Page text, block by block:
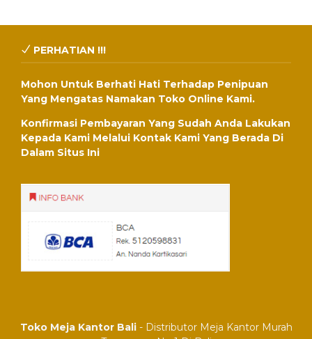
PERHATIAN !!!
Mohon Untuk Berhati Hati Terhadap Penipuan
Yang Mengatas Namakan Toko Online Kami.
Konfirmasi Pembayaran Yang Sudah Anda Lakukan
Kepada Kami Melalui Kontak Kami Yang Berada Di
Dalam Situs Ini
Toko Meja Kantor Bali- Distributor Meja Kantor Murah